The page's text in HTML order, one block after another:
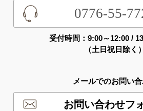
0776-55-
受付時間：9:00～12:00 /
（土日祝日除く）
メールでのお問い
お問い合わせフ